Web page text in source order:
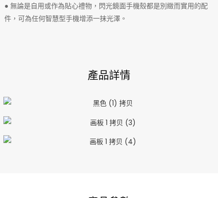
● 無論是自用或作為貼心禮物，閃光鏡面手機殼都是別緻而實用的配
件，可為任何智慧型手機增添一抹光澤。
產品詳情